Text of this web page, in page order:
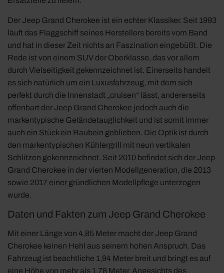
Der Jeep Grand Cherokee ist ein echter Klassiker. Seit 1993
läuft das Flaggschiff seines Herstellers bereits vom Band
und hat in dieser Zeit nichts an Faszination eingebüßt. Die
Rede ist von einem SUV der Oberklasse, das vor allem
durch Vielseitigkeit gekennzeichnet ist. Einerseits handelt
es sich natürlich um ein Luxusfahrzeug, mit dem sich
perfekt durch die Innenstadt „cruisen“ lässt, andererseits
offenbart der Jeep Grand Cherokee jedoch auch die
markentypische Geländetauglichkeit und ist somit immer
auch ein Stück ein Raubein geblieben. Die Optik ist durch
den markentypischen Kühlergrill mit neun vertikalen
Schlitzen gekennzeichnet. Seit 2010 befindet sich der Jeep
Grand Cherokee in der vierten Modellgeneration, die 2013
sowie 2017 einer gründlichen Modellpflege unterzogen
wurde.
Daten und Fakten zum Jeep Grand Cherokee
Mit einer Länge von 4,85 Meter macht der Jeep Grand
Cherokee keinen Hehl aus seinem hohen Anspruch. Das
Fahrzeug ist beachtliche 1,94 Meter breit und bringt es auf
eine Höhe von mehr als 1,78 Meter. Angesichts des